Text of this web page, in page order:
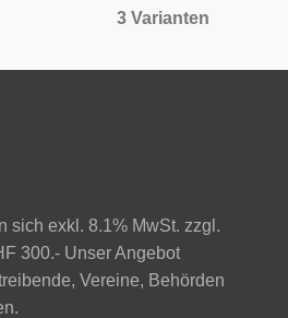
3 Varianten
sich exkl. 8.1% MwSt. zzgl.
300.- Unser Angebot
Vereine, Behörden